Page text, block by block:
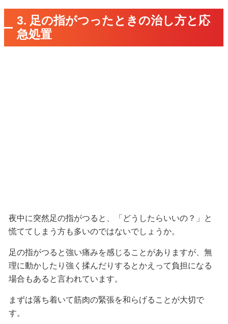
3. 足の指がつったときの治し方と応
急処置
夜中に突然足の指がつると、「どうしたらいいの？」と
慌ててしまう方も多いのではないでしょうか。
足の指がつると強い痛みを感じることがありますが、無
理に動かしたり強く揉んだりするとかえって負担になる
場合もあると言われています。
まずは落ち着いて筋肉の緊張を和らげることが大切で
す。